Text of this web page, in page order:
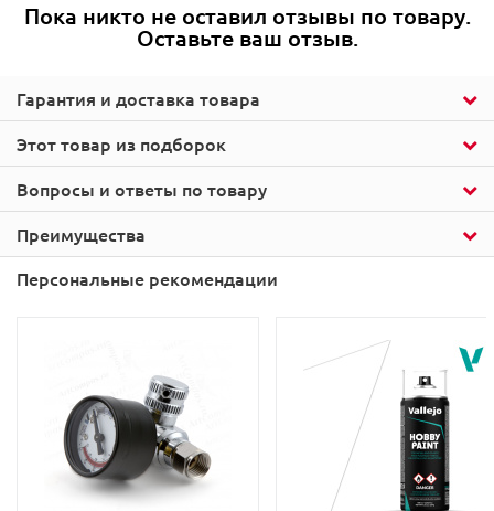
Этот товар из подборок
Гарантия и доставка товара
Пока никто не оставил отзывы по товару.
Оставьте ваш отзыв.
Вопросы и ответы по товару
Преимущества
Персональные рекомендации